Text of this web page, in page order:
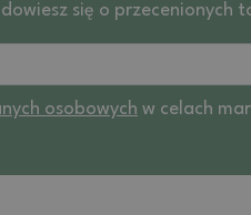
się o przecenionych
osobowych w celach